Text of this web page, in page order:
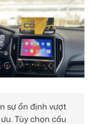
sự ổn định vượt
Tùy chọn cấu